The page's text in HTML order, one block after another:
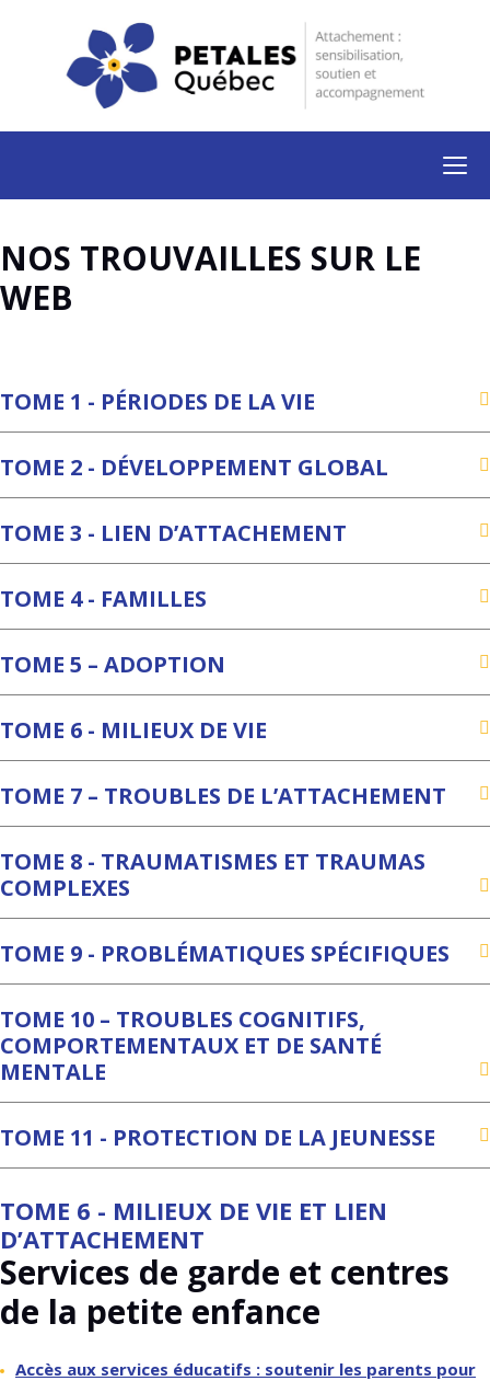
NOS TROUVAILLES SUR LE
WEB
TOME 1 - PÉRIODES DE LA VIE
TOME 2 - DÉVELOPPEMENT GLOBAL
TOME 3 - LIEN D’ATTACHEMENT
TOME 4 - FAMILLES
TOME 5 – ADOPTION
TOME 6 - MILIEUX DE VIE
TOME 7 – TROUBLES DE L’ATTACHEMENT
TOME 8 - TRAUMATISMES ET TRAUMAS
COMPLEXES
TOME 9 - PROBLÉMATIQUES SPÉCIFIQUES
TOME 10 – TROUBLES COGNITIFS,
COMPORTEMENTAUX ET DE SANTÉ
MENTALE
TOME 11 - PROTECTION DE LA JEUNESSE
TOME 6 - MILIEUX DE VIE ET LIEN
D’ATTACHEMENT
Services de garde et centres
de la petite enfance
Accès aux services éducatifs : soutenir les parents pour